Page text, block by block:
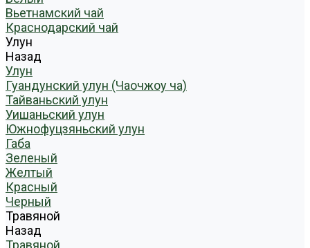
Вьетнамский чай
Краснодарский чай
Улун
Назад
Улун
Гуандунский улун (Чаочжоу ча)
Тайваньский улун
Уишаньский улун
Южнофуцзяньский улун
Габа
Зеленый
Желтый
Красный
Черный
Травяной
Назад
Травяной